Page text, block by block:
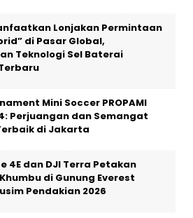
Lonjakan Permintaan
di Pasar Global,
Teknologi Sel Baterai
Mini Soccer PROPAMI
Perjuangan dan Semangat
di Jakarta
4E dan DJI Terra Petakan
di Gunung Everest
Pendakian 2026